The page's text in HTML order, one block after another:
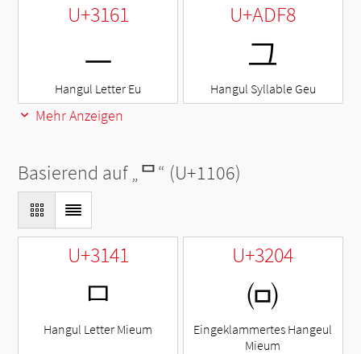
U+3161
ㅡ
Hangul Letter Eu
U+ADF8
그
Hangul Syllable Geu
Mehr Anzeigen
Basierend auf „ᄆ“ (U+1106)
U+3141
ㅁ
Hangul Letter Mieum
U+3204
㈄
Eingeklammertes Hangeul
Mieum